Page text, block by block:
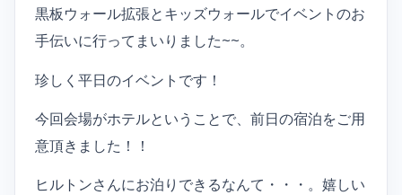
黒板ウォール拡張とキッズウォールでイベントのお
手伝いに行ってまいりました~~。
珍しく平日のイベントです！
今回会場がホテルということで、前日の宿泊をご用
意頂きました！！
ヒルトンさんにお泊りできるなんて・・・。嬉しい